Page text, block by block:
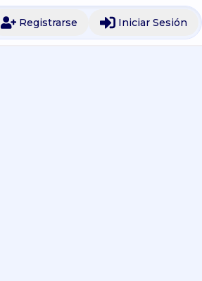
Registrarse Iniciar Sesión